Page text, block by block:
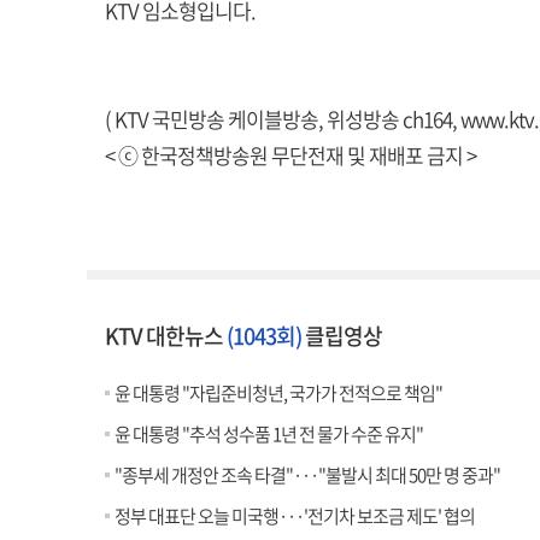
KTV 임소형입니다.
( KTV 국민방송 케이블방송, 위성방송 ch164,
< ⓒ 한국정책방송원 무단전재 및 재배포 금지 >
KTV 대한뉴스(1043회)클립영상
윤 대통령 "자립준비청년, 국가가 전적으로 책임"
윤 대통령 "추석 성수품 1년 전 물가 수준 유지"
"종부세 개정안 조속 타결"···"불발시 최대 50만 명 중과"
정부 대표단 오늘 미국행···'전기차 보조금 제도' 협의